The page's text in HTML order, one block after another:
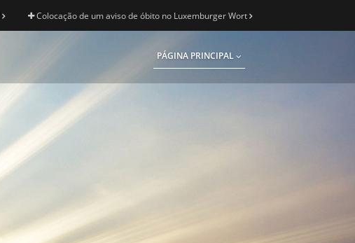
Colocação de um aviso de óbito no Luxemburger Wort
PÁGINA PRINCIPAL